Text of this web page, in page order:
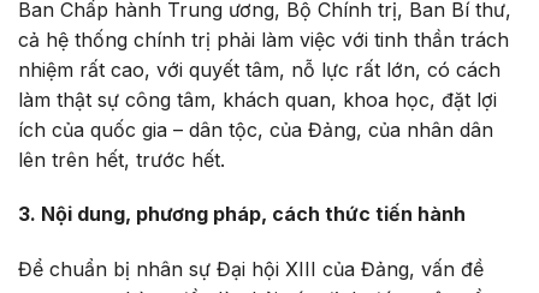
Ban Chấp hành Trung ương, Bộ Chính trị, Ban Bí thư,
cả hệ thống chính trị phải làm việc với tinh thần trách
nhiệm rất cao, với quyết tâm, nỗ lực rất lớn, có cách
làm thật sự công tâm, khách quan, khoa học, đặt lợi
ích của quốc gia – dân tộc, của Đảng, của nhân dân
lên trên hết, trước hết.
3. Nội dung, phương pháp, cách thức tiến hành
Để chuẩn bị nhân sự Đại hội XIII của Đảng, vấn đề